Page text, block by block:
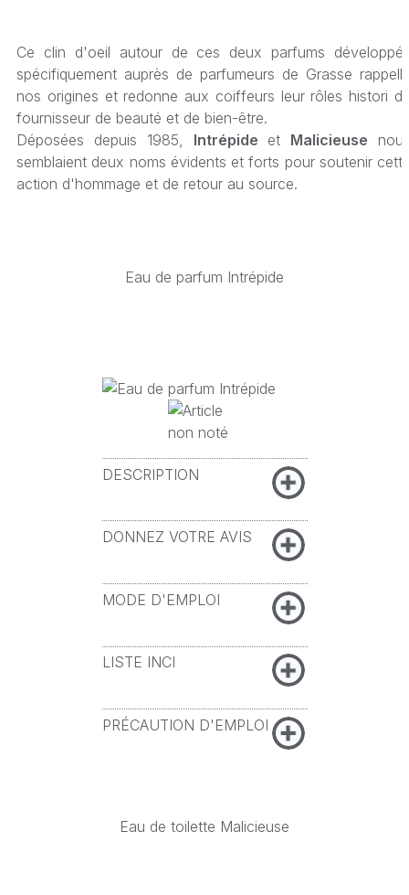
Ce clin d'oeil autour de ces deux parfums
spécifiquement auprès de parfumeurs de Grasse
nos origines et redonne aux coiffeurs leur rôles histori
fournisseur de beauté et de bien-être.
Déposées depuis 1985, Intrépide et Malicieuse
semblaient deux noms évidents et forts pour soutenir
action d'hommage et de retour au source.
Eau de parfum Intrépide
DESCRIPTION
DONNEZ VOTRE AVIS
MODE D'EMPLOI
LISTE INCI
PRÉCAUTION D'EMPLOI
Eau de toilette Malicieuse